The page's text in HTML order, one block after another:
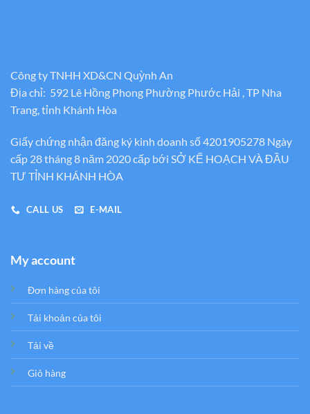
Công ty TNHH XD&CN Quỳnh An
Địa chỉ: 592 Lê Hồng Phong Phường Phước Hải , TP Nha
Trang, tỉnh Khánh Hòa
Giấy chứng nhận đăng ký kinh doanh số 4201905278 Ngày
cấp 28 tháng 8 năm 2020 cấp bới SỞ KẾ HOẠCH VÀ ĐẦU
TƯ TỈNH KHÁNH HÒA
CALL US E-MAIL
My account
Đơn hàng của tôi
Tải khoản của tôi
Tải về
Giỏ hàng